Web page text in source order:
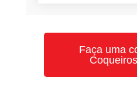
Faça uma